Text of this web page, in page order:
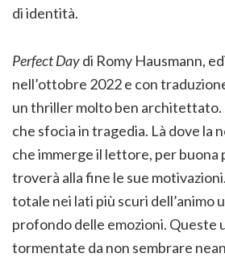
di identità.
Perfect Daydi Romy Hausmann,
nell’ottobre 2022 e con
un thriller molto ben architettato.
che sfocia in tragedia. Là dove la
che immerge il lettore, per buona
troverà alla fine le sue
totale nei lati più scuri dell’animo
profondo delle emozioni. Queste
tormentate da non sembrare